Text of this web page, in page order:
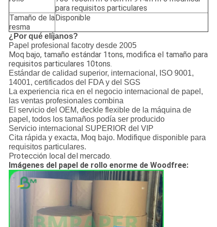
para requisitos particulares
Tamaño de la
resma
Disponible
¿Por qué elíjanos?
Papel profesional facotry desde 2005
Moq bajo, tamaño estándar 1tons, modifica el tamaño para
requisitos particulares 10tons.
Estándar de calidad superior, internacional, ISO 9001,
14001, certificados del FDA y del SGS
La experiencia rica en el negocio internacional de papel,
las ventas profesionales combina
El servicio del OEM, deckle flexible de la máquina de
papel, todos los tamaños podía ser producido
Servicio internacional SUPERIOR del VIP
Cita rápida y exacta, Moq bajo. Modifique disponible para
requisitos particulares.
Protección local del mercado.
Imágenes del papel de rollo enorme de Woodfree: